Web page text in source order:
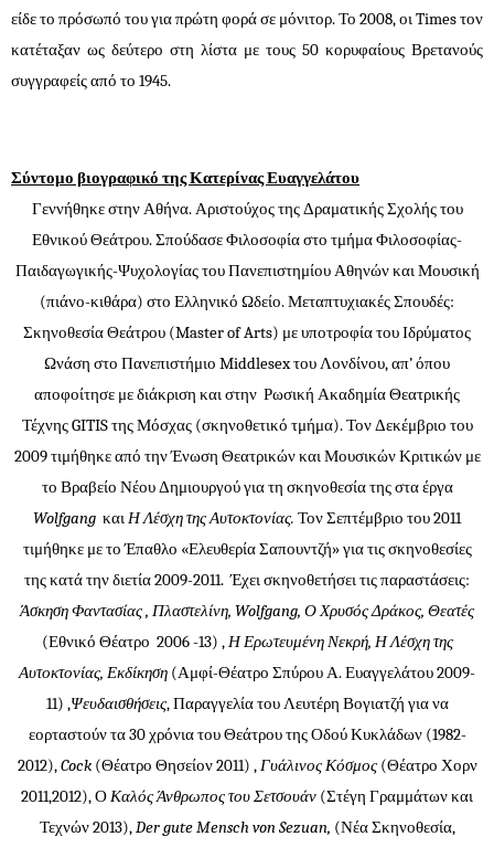
είδε το πρόσωπό του για πρώτη φορά σε μόνιτορ.Το 2008, οι Times τον
κατέταξαν ως δεύτερο στη λίστα με τους 50 κορυφαίους Βρετανούς
συγγραφείς από το 1945.
Σύντομο βιογραφικό της Κατερίνας Ευαγγελάτου
Γεννήθηκε στην Αθήνα. Αριστούχος της Δραματικής Σχολής του
Εθνικού Θεάτρου. Σπούδασε Φιλοσοφία στο τμήμα Φιλοσοφίας-
Παιδαγωγικής-Ψυχολογίας του Πανεπιστημίου Αθηνών και Μουσική
(πιάνο-κιθάρα) στο Ελληνικό Ωδείο. Μεταπτυχιακές Σπουδές:
Σκηνοθεσία Θεάτρου (Master of Arts) με υποτροφία του Ιδρύματος
Ωνάση στο Πανεπιστήμιο Middlesex του Λονδίνου, απ’ όπου
αποφοίτησε με διάκριση και στην Ρωσική Ακαδημία Θεατρικής
Τέχνης GITIS της Μόσχας (σκηνοθετικό τμήμα). Τον Δεκέμβριο του
2009 τιμήθηκε από την Ένωση Θεατρικών και Μουσικών Κριτικών με
το Βραβείο Νέου Δημιουργού για τη σκηνοθεσία της στα έργα
Wolfgang καιΗ Λέσχη της Αυτοκτονίας. Τον Σεπτέμβριο του 2011
τιμήθηκε με το Έπαθλο «Ελευθερία Σαπουντζή» για τις σκηνοθεσίες
της κατά την διετία 2009-2011. Έχει σκηνοθετήσει τις παραστάσεις:
Άσκηση Φαντασίας , Πλαστελίνη, Wolfgang, Ο Χρυσός Δράκος, Θεατές
(Εθνικό Θέατρο 2006 -13) ,Η Ερωτευμένη Νεκρή, Η Λέσχη της
Αυτοκτονίας, Εκδίκηση (Αμφί-Θέατρο Σπύρου Α. Ευαγγελάτου 2009-
11) ,Ψευδαισθήσεις, Παραγγελία του Λευτέρη Βογιατζή για να
εορταστούν τα 30 χρόνια του Θεάτρου της Οδού Κυκλάδων (1982-
2012),Cock(Θέατρο Θησείον 2011) ,Γυάλινος Κόσμος(Θέατρο Χορν
2011,2012), ΟΚαλός Άνθρωπος του Σετσουάν (Στέγη Γραμμάτων και
Τεχνών 2013),Der gute Mensch von Sezuan, (Νέα Σκηνοθεσία,